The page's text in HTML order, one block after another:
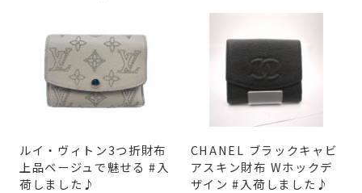
ルイ・ヴィトン3つ折財布
上品ベージュで魅せる #入
荷しました♪
CHANEL ブラックキャビ
アスキン財布 Wホックデ
ザイン #入荷しました♪